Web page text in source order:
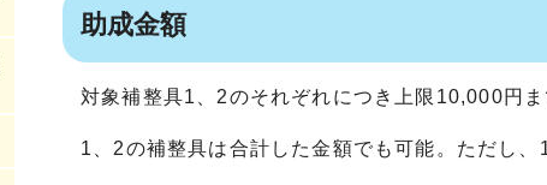
助成金額
対象補整具1、2のそれぞれにつき上限10,000円
1、2の補整具は合計した金額でも可能。ただし、